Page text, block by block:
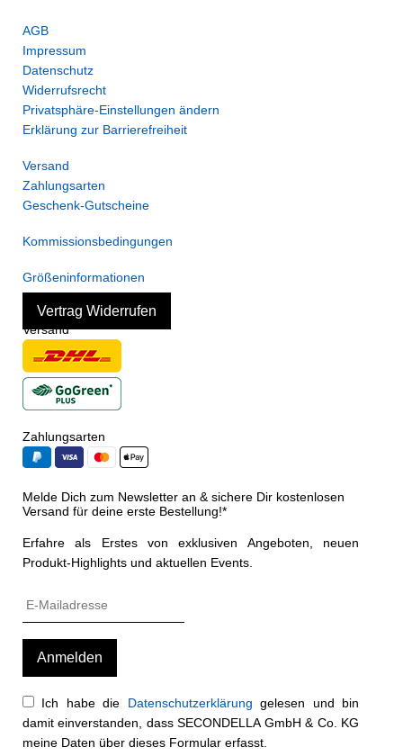
AGB
Impressum
Datenschutz
Widerrufsrecht
Privatsphäre-Einstellungen ändern
Erklärung zur Barrierefreiheit
Versand
Zahlungsarten
Geschenk-Gutscheine
Kommissionsbedingungen
Größeninformationen
Vertrag Widerrufen
Versand
Zahlungsarten
Melde Dich zum Newsletter an & sichere Dir kostenlosen
Versand für deine erste Bestellung!*
Erfahre als Erstes von exklusiven Angeboten, neuen
Produkt-Highlights und aktuellen Events.
Ich habe die Datenschutzerklärung gelesen und bin
damit einverstanden, dass SECONDELLA GmbH & Co. KG
meine Daten über dieses Formular erfasst.